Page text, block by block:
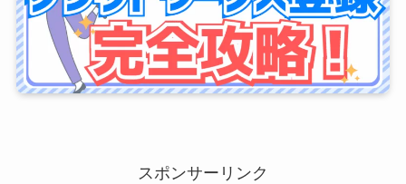
スポンサーリンク